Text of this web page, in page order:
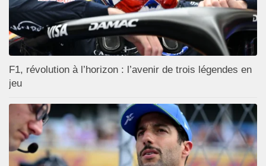
F1, révolution à l’horizon : l’avenir de trois légendes en
jeu